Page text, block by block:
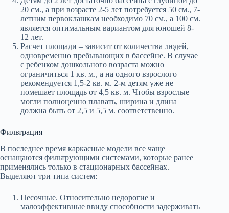
20 см., а при возрасте 2-5 лет потребуется 50 см., 7-
летним первоклашкам необходимо 70 см., а 100 см.
является оптимальным вариантом для юношей 8-
12 лет.
Расчет площади – зависит от количества людей,
одновременно пребывающих в бассейне. В случае
с ребенком дошкольного возраста можно
ограничиться 1 кв. м., а на одного взрослого
рекомендуется 1,5-2 кв. м. 2-м детям уже не
помешает площадь от 4,5 кв. м. Чтобы взрослые
могли полноценно плавать, ширина и длина
должна быть от 2,5 и 5,5 м. соответственно.
Фильтрация
В последнее время каркасные модели все чаще
оснащаются фильтрующими системами, которые ранее
применялись только в стационарных бассейнах.
Выделяют три типа систем:
Песочные. Относительно недорогие и
малоэффективные ввиду способности задерживать